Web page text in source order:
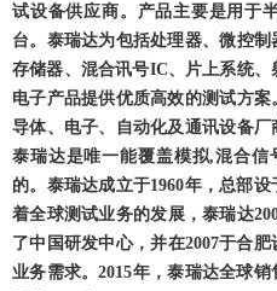
试设备供应商。产品主要是用于
台。泰瑞达为包括处理器、微控制
存储器、混合讯号IC、片上系统、
电子产品提供优质高效的测试方
导体、电子、自动化及通讯设备厂
泰瑞达是唯一能覆盖模拟,混合信
的。泰瑞达成立于1960年，总部设
着全球测试业务的发展，泰瑞达
了中国研发中心，并在2007于合肥
业务需求。2015年，泰瑞达全球销